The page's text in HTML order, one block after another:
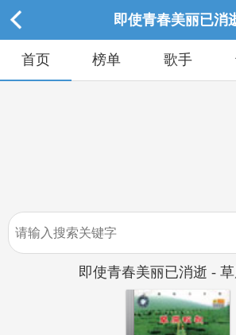
即使青春美丽已消
首页 榜单 歌手
即使青春美丽已消逝 -